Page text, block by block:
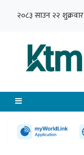
२०८३ साउन २२ शुक्रवार